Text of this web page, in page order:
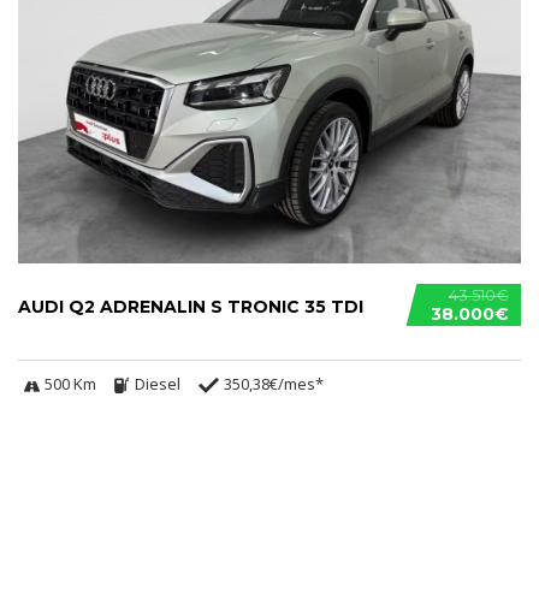
43.510€
38.000€
AUDI Q2 ADRENALIN S TRONIC 35 TDI
500 Km Diesel 350,38€/mes*